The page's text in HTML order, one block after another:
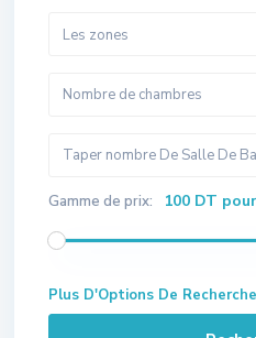
Les zones
Gamme de prix: 100 DT
Plus D'Options De Recherche